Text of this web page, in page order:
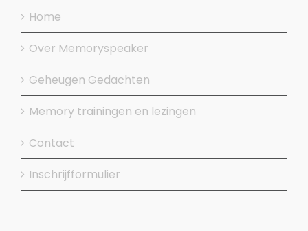
Home
Over Memoryspeaker
Geheugen Gedachten
Memory trainingen en lezingen
Contact
Inschrijfformulier